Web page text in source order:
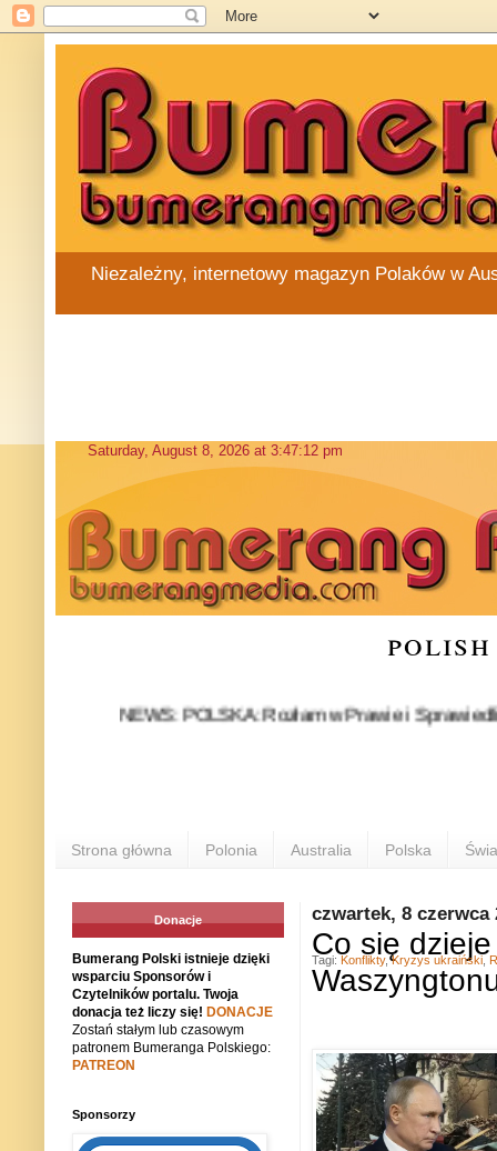
Niezależny, internetowy magazyn Polaków w
NEWS: POLSKA: Rozłam w Prawie i
Strona główna Polonia Australia Polska
czwartek, 8 czerwca
Co się
Tagi: Konflikty,Kryzys ukraiński
Donacje
Bumerang Polski istnieje dzięki
wsparciu Sponsorów i
Czytelników portalu. Twoja
donacja też liczy się! DONACJE
Zostań stałym lub czasowym
patronem Bumeranga Polskiego:
PATREON
Sponsorzy